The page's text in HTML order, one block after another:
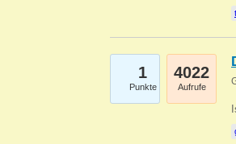
1
Punkte
4022
Aufrufe